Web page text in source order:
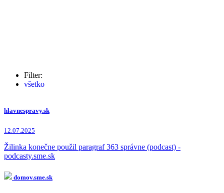
Filter:
všetko
Peter Kažimír
Robert Kaliňák
Michal Aláč(4x)
Robert Fico
Dušan Kováčik
Eduard Heger
hlavnespravy.sk
12.07.2025
Žilinka konečne použil paragraf 363 správne (podcast) -
podcasty.sme.sk
domov.sme.sk